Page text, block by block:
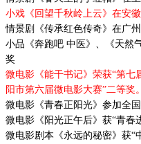
小戏《回望千秋岭上云》在安
情景剧《传承红色传奇》在广
小品《奔跑吧 中医》、《天然
奖
微电影《能干书记》荣获“第七
阳市第六届微电影大赛”二等奖。
微电影《青春正阳光》参加全
微电影《阳光正午后》获“青春
微电影剧本《永远的秘密》获“